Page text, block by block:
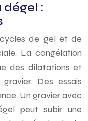
dégel :
de gel et de
La congélation
des dilatations et
Des essais
Un gravier avec
peut subir une